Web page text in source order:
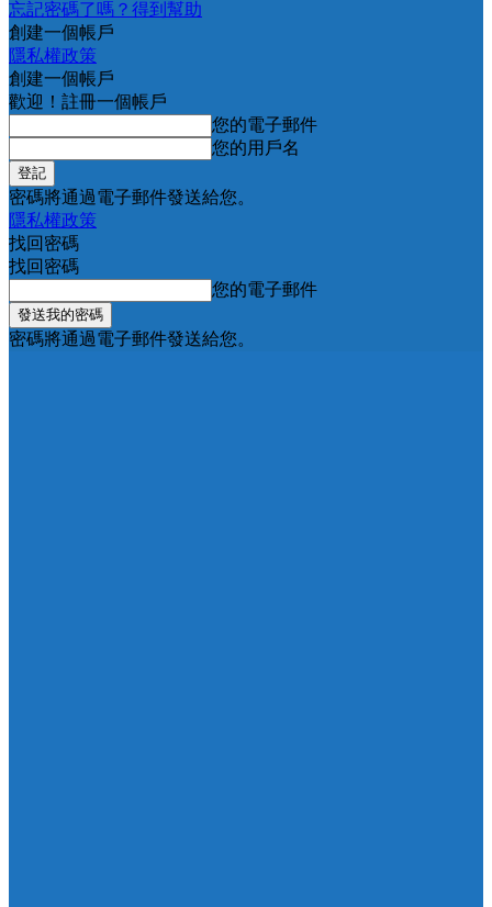
忘記密碼了嗎？得到幫助
創建一個帳戶
隱私權政策
創建一個帳戶
歡迎！註冊一個帳戶
您的電子郵件
您的用戶名
密碼將通過電子郵件發送給您。
隱私權政策
找回密碼
找回密碼
您的電子郵件
密碼將通過電子郵件發送給您。